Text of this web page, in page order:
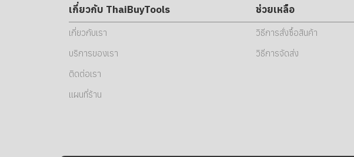
เกี่ยวกับ ThaiBuyTools
เกี่ยวกับเรา
บริการของเรา
ติดต่อเรา
แผนที่ร้าน
ช่วยเหลือ
วิธีการสั่งซื้อสินค้า
วิธีการจัดส่ง